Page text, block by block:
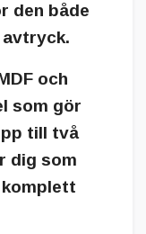
den både
och
som gör
till två
dig som